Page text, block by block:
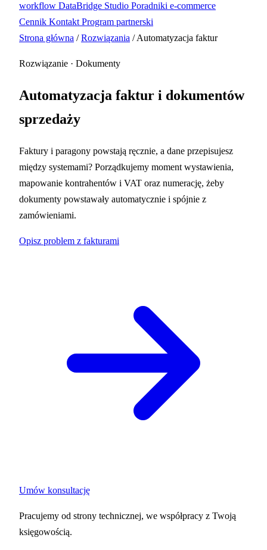
workflow DataBridge Studio Poradniki e-commerce
Cennik Kontakt Program partnerski
Strona główna / Rozwiązania / Automatyzacja faktur
Rozwiązanie · Dokumenty
Automatyzacja faktur i dokumentów
sprzedaży
Faktury i paragony powstają ręcznie, a dane przepisujesz
między systemami? Porządkujemy moment wystawienia,
mapowanie kontrahentów i VAT oraz numerację, żeby
dokumenty powstawały automatycznie i spójnie z
zamówieniami.
Opisz problem z fakturami
Umów konsultację
Pracujemy od strony technicznej, we współpracy z Twoją
księgowością.